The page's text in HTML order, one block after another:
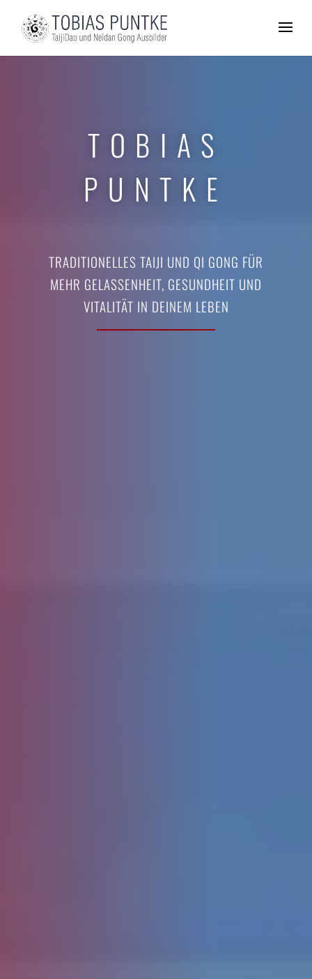
TOBIAS
PUNTKE
TRADITIONELLES TAIJI UND QI GONG FÜR
MEHR GELASSENHEIT, GESUNDHEIT UND
VITALITÄT IN DEINEM LEBEN